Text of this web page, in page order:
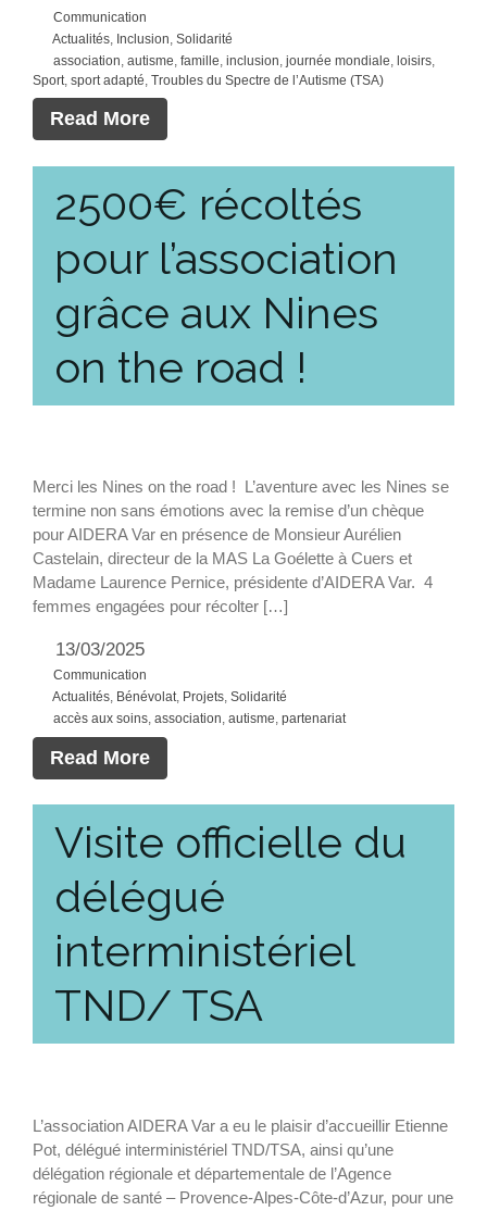
Communication
Actualités Inclusion Solidarité
association autisme famille inclusion journée mondiale loisirs
Sport sport adapté Troubles du Spectre de l’Autisme (TSA)
Read More
2500€ récoltés
pour l’association
grâce aux Nines
on the road !
Merci les Nines on the road ! L’aventure avec les Nines se
termine non sans émotions avec la remise d’un chèque
pour AIDERA Var en présence de Monsieur Aurélien
Castelain, directeur de la MAS La Goélette à Cuers et
Madame Laurence Pernice, présidente d’AIDERA Var. 4
femmes engagées pour récolter […]
13/03/2025
Communication
Actualités, Bénévolat, Projets, Solidarité
accès aux soins, association, autisme, partenariat
Read More
Visite officielle du
délégué
interministériel
TND/ TSA
L’association AIDERA Var a eu le plaisir d’accueillir Etienne
Pot, délégué interministériel TND/TSA, ainsi qu’une
délégation régionale et départementale de l’Agence
régionale de santé – Provence-Alpes-Côte-d’Azur, pour une